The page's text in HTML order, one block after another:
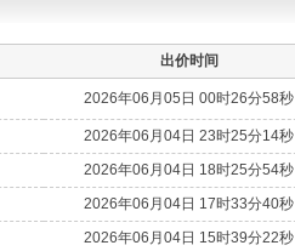
出价时间
2026年06月05日 00时26分58秒
2026年06月04日 23时25分14秒
2026年06月04日 18时25分54秒
2026年06月04日 17时33分40秒
2026年06月04日 15时39分22秒